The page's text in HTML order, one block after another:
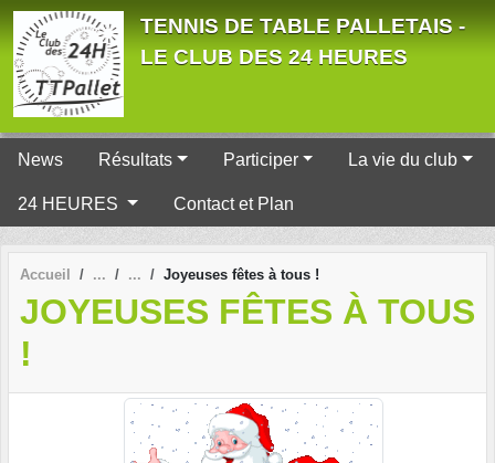
TENNIS DE TABLE PALLETAIS -
LE CLUB DES 24 HEURES
News Résultats Participer La vie du club
24 HEURES Contact et Plan
Accueil Joyeuses fêtes à tous !
JOYEUSES FÊTES À TOUS
!
Panneau de gestion des cookies